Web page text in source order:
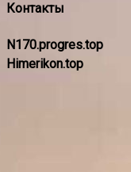
Контакты
N170.progres.top
Himerikon.top